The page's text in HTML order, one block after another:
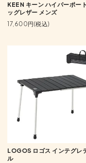
KEEN キーン ハイパーポー
ッグレザー メンズ
17,600円(税込)
LOGOS ロゴス インテグレ
ル